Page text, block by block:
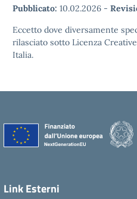
Pubblicato: 10.02.2026 -
Eccetto dove diversamente
rilasciato sotto Licenza
Italia.
Link Esterni